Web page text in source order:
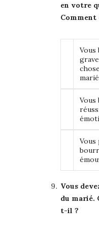
en votre
Comment
Vous
Vous
Vous
Vous
du marié.
t-il ?